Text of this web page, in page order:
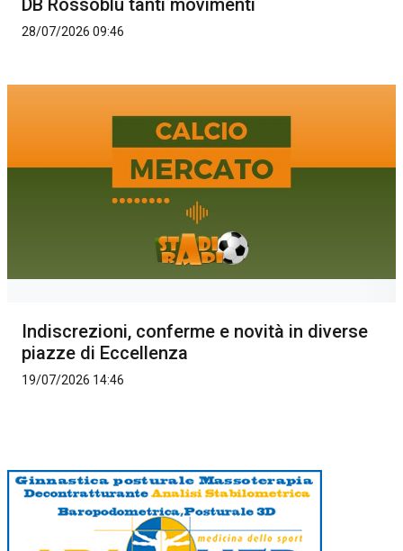
DB Rossoblu tanti movimenti
28/07/2026 09:46
Indiscrezioni, conferme e novità in diverse
piazze di Eccellenza
19/07/2026 14:46